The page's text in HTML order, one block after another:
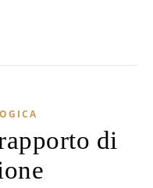
di